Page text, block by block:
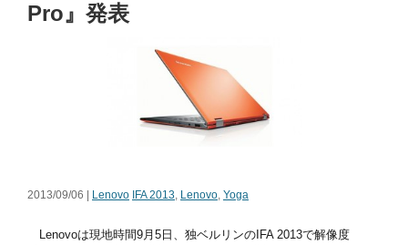
Pro』発表
2013/09/06 | Lenovo IFA 2013, Lenovo, Yoga
Lenovoは現地時間9月5日、独ベルリンのIFA 2013で解像度